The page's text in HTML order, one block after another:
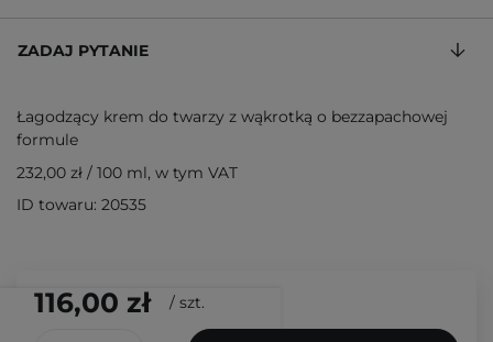
116,00 zł / szt.
ZADAJ PYTANIE
Łagodzący krem do twarzy z wąkrotką o bezzapachowej
formule
232,00 zł / 100 ml, w tym VAT
ID towaru: 20535